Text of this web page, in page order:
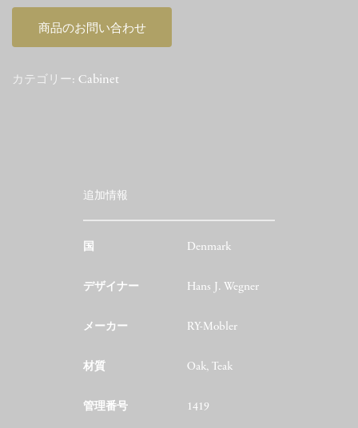
Cabinet商品のお問い合わせ
カテゴリー: Cabinet
追加情報
国 Denmark
デザイナー Hans J. Wegner
メーカー RY-Mobler
材質 Oak, Teak
管理番号 1419